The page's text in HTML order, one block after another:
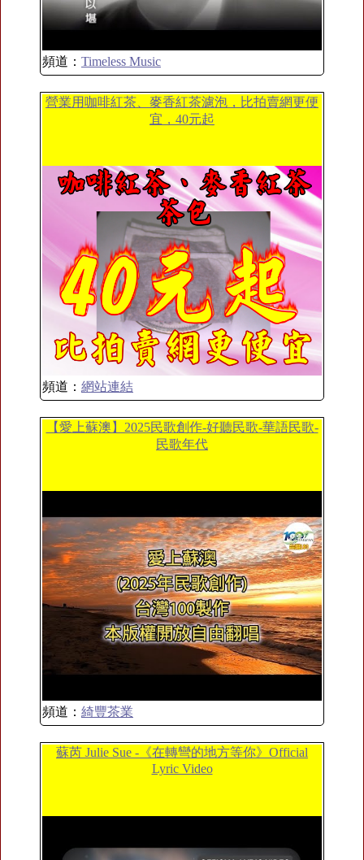
頻道： Timeless Music
營業用咖啡紅茶、麥香紅茶濾泡，比拍賣網更便
宜，40元起
頻道： 網站連結
【愛上蘇澳】2025民歌創作-好聽民歌-華語民歌-
民歌年代
頻道： 綺豐茶業
蘇芮 Julie Sue -《在轉彎的地方等你》Official
Lyric Video